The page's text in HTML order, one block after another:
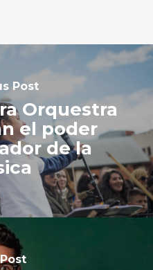
Post
Orquestra
el poder
de la